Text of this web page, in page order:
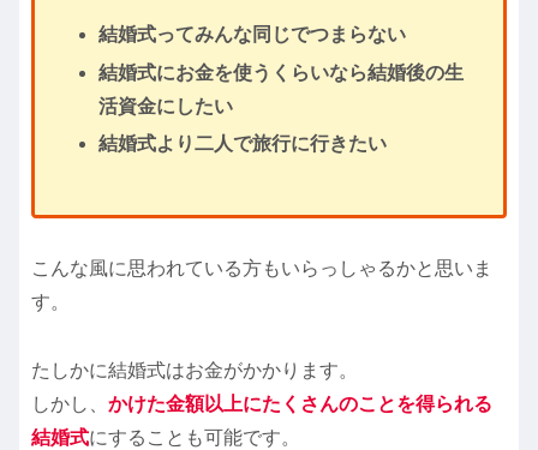
結婚式ってみんな同じでつまらない
結婚式にお金を使うくらいなら結婚後の生
活資金にしたい
結婚式より二人で旅行に行きたい
こんな風に思われている方もいらっしゃるかと思いま
す。
たしかに結婚式はお金がかかります。
しかし、 かけた金額以上にたくさんのことを得られる
結婚式にすることも可能です。